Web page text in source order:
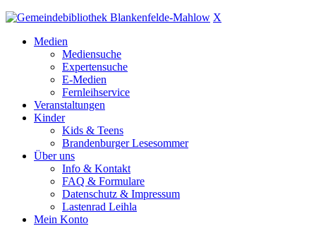
X
Medien
Mediensuche
Expertensuche
E-Medien
Fernleihservice
Veranstaltungen
Kinder
Kids & Teens
Brandenburger Lesesommer
Über uns
Info & Kontakt
FAQ & Formulare
Datenschutz & Impressum
Lastenrad Leihla
Mein Konto